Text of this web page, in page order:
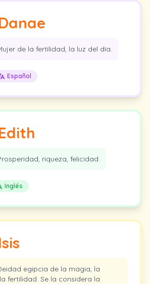
de la fertilidad, la luz del día.
Español
riqueza, felicidad.
Inglés
egipcia de la magia, la
fertilidad. Se la considera la